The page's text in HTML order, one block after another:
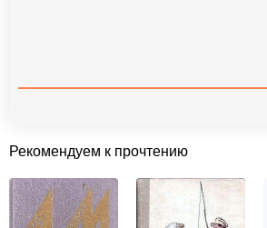
Рекомендуем к прочтению